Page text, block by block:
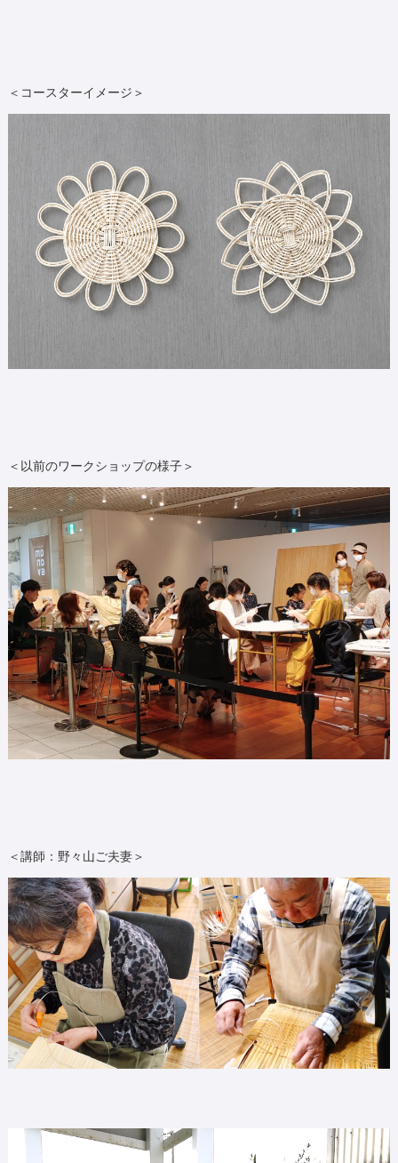
＜コースターイメージ＞
＜以前のワークショップの様子＞
＜講師：野々山ご夫妻＞